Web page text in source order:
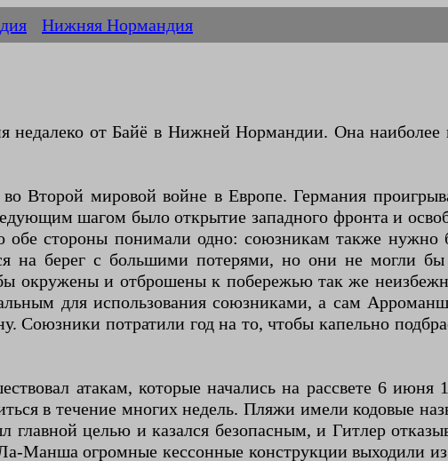
Нижняя Нормандия
от Байё в Нижней Нормандии. Она
Второй мировой войне в Европе. Германия
шагом было открытие западного фронта и
обе стороны понимали одно: союзникам также
на берег с большими потерями, но они не могли
окружены и отброшены к побережью так же
для использования союзниками, а сам
Союзники потратили год на то, чтобы капельно
атакам, которые начались на рассвете 6 июня
в течение многих недель. Пляжи имели
целью и казался безопасным, и Гитлер
Манша огромные кессонные конструкции выходили